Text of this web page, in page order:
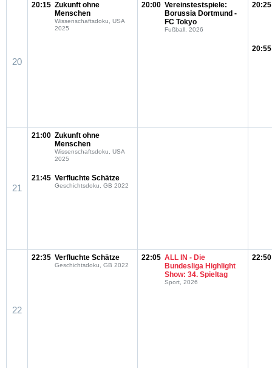
20
20:15 Zukunft ohne
Menschen
Wissenschaftsdoku, USA
2025
20:00 Vereinstestspiele:
Borussia Dortmund -
FC Tokyo
Fußball, 2026
20:25
20:55
21
21:00 Zukunft ohne
Menschen
Wissenschaftsdoku, USA
2025
21:45 Verfluchte Schätze
Geschichtsdoku, GB 2022
22
22:35 Verfluchte Schätze
Geschichtsdoku, GB 2022
22:05 ALL IN - Die
Bundesliga Highlight
Show: 34. Spieltag
Sport, 2026
22:50